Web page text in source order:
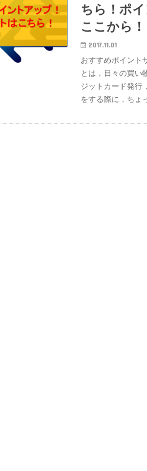
ちら！ポ
ここから！
2017.11.01
おすすめポイント
とは，日々の買い
ジットカード発行
をする際に，ちょ